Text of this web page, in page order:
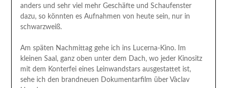
anders und sehr viel mehr Geschäfte und Schaufenster
dazu, so könnten es Aufnahmen von heute sein, nur in
schwarzweiß.
Am späten Nachmittag gehe ich ins Lucerna-Kino. Im
kleinen Saal, ganz oben unter dem Dach, wo jeder Kinositz
mit dem Konterfei eines Leinwandstars ausgestattet ist,
sehe ich den brandneuen Dokumentarfilm über Vàclav